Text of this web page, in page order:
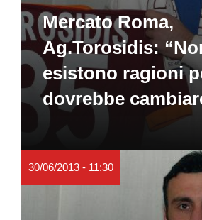
Mercato Roma,
Ag.Torosidis:
esistono ragioni
dovrebbe
30/06/2013 - 11:30